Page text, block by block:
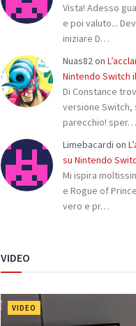
Vista! Adesso
e poi valuto...
iniziare D…
Nuas82on
Nintendo Switch
Di Constance
versione Switch,
parecchio! sper…
Limebacardi on
su Nintendo
Mi ispira
e Rogue of
vero e pr…
VIDEO
VIDEO